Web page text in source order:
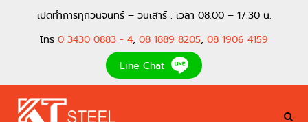
เปิดทำการทุกวันจันทร์ – วันเสาร์ : เวลา 08.00 – 17.30 น.
โทร 0 3430 0883 - 4, 08 1889 8205, 08 1906 4159
Line Chat